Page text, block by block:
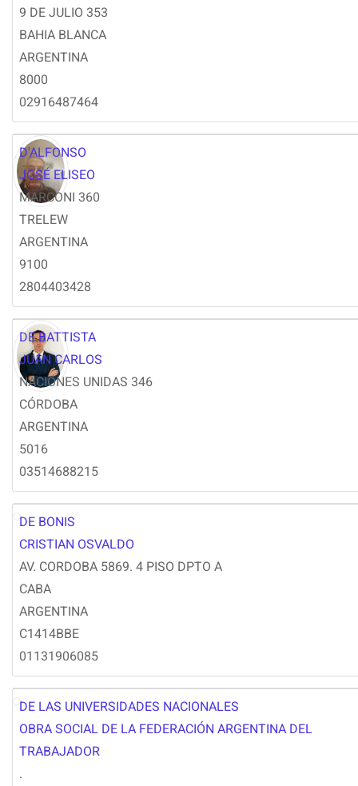
9 DE JULIO 353
BAHIA BLANCA
ARGENTINA
8000
02916487464
D'ALFONSO
JOSÉ ELISEO
MARCONI 360
TRELEW
ARGENTINA
9100
2804403428
DE BATTISTA
JUAN CARLOS
NACIONES UNIDAS 346
CÓRDOBA
ARGENTINA
5016
03514688215
CD
DE BONIS
CRISTIAN OSVALDO
AV. CORDOBA 5869. 4 PISO DPTO A
CABA
ARGENTINA
C1414BBE
01131906085
OD
DE LAS UNIVERSIDADES NACIONALES
OBRA SOCIAL DE LA FEDERACIÓN ARGENTINA DEL
TRABAJADOR
.